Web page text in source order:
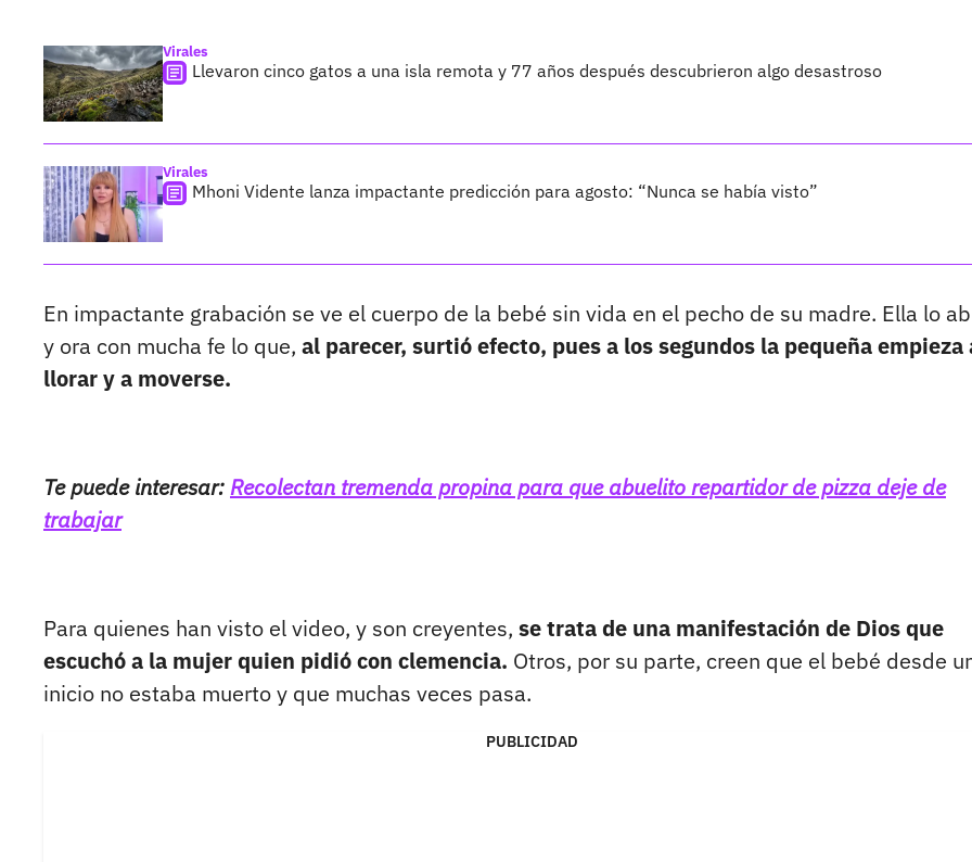
Virales
Llevaron cinco gatos a una isla remota y 77 años después descubrieron algo desastroso
Virales
Mhoni Vidente lanza impactante predicción para agosto: “Nunca se había visto”
En impactante grabación se ve el cuerpo de la bebé sin vida en el pecho de su madre. Ella lo
y ora con mucha fe lo que, al parecer, surtió efecto, pues a los segundos la pequeña empieza
llorar y a moverse.
Te puede interesar:Recolectan tremenda propina para que abuelito repartidor de pizza deje de
trabajar
Para quienes han visto el video, y son creyentes, se trata de una manifestación de Dios que
escuchó a la mujer quien pidió con clemencia. Otros, por su parte, creen que el bebé desde
inicio no estaba muerto y que muchas veces pasa.
PUBLICIDAD